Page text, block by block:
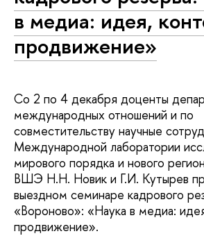
в медиа: идея,
продвижение»
Со 2 по 4 декабря доценты
международных отношений и по
совместительству научные
Международной лаборатории
мирового порядка и нового
ВШЭ Н.Н. Новик и Г.И. Кутырев
выездном семинаре кадрового
«Вороново»: «Наука в медиа:
продвижение».